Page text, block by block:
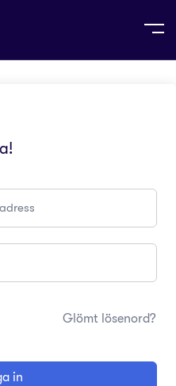
Glömt lösenord?
in